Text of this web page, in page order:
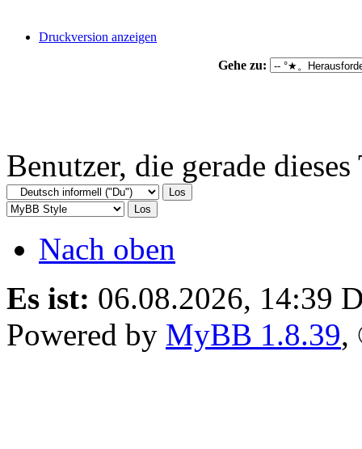
Druckversion anzeigen
Gehe zu:
Benutzer, die gerade
Nach oben
Es ist: 06.08.2026, 14:39
Powered by MyBB 1.8.39,